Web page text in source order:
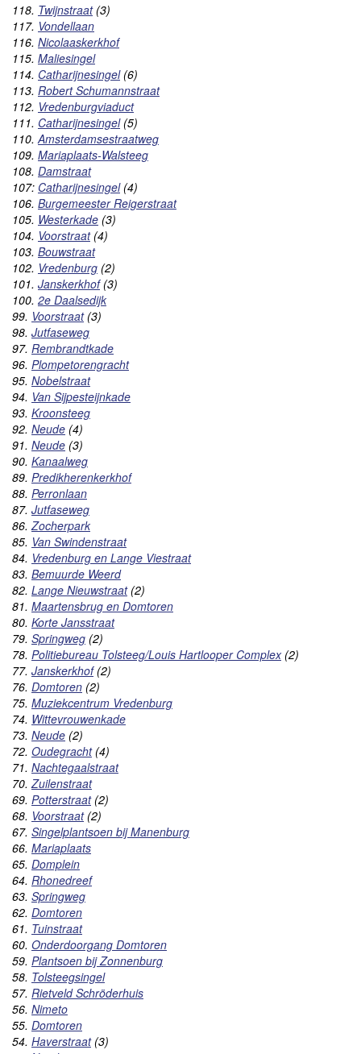
118. Twijnstraat(3)
117. Vondellaan
116. Nicolaaskerkhof
115. Maliesingel
114. Catharijnesingel(6)
113. Robert Schumannstraat
112. Vredenburgviaduct
111. Catharijnesingel(5)
110. Amsterdamsestraatweg
109. Mariaplaats-Walsteeg
108. Damstraat
107: Catharijnesingel(4)
106. Burgemeester Reigerstraat
105. Westerkade (3)
104. Voorstraat(4)
103. Bouwstraat
102. Vredenburg (2)
101. Janskerkhof(3)
100. 2e Daalsedijk
99. Voorstraat(3)
98. Jutfaseweg
97. Rembrandtkade
96. Plompetorengracht
95. Nobelstraat
94. Van Sijpesteijnkade
93. Kroonsteeg
92. Neude (4)
91. Neude (3)
90. Kanaalweg
89. Predikherenkerkhof
88. Perronlaan
87. Jutfaseweg
86. Zocherpark
85. Van Swindenstraat
84. Vredenburg en Lange Viestraat
83. Bemuurde Weerd
82. Lange Nieuwstraat(2)
81. Maartensbrug en Domtoren
80. Korte Jansstraat
79. Springweg (2)
78. Politiebureau Tolsteeg/Louis Hartlooper Complex(2)
77. Janskerkhof(2)
76. Domtoren (2)
75. Muziekcentrum Vredenburg
74. Wittevrouwenkade
73. Neude (2)
72. Oudegracht(4)
71. Nachtegaalstraat
70. Zuilenstraat
69. Potterstraat(2)
68. Voorstraat(2)
67. Singelplantsoen bij Manenburg
66. Mariaplaats
65. Domplein
64. Rhonedreef
63. Springweg
62. Domtoren
61. Tuinstraat
60. Onderdoorgang Domtoren
59. Plantsoen bij Zonnenburg
58. Tolsteegsingel
57. Rietveld Schröderhuis
56. Nimeto
55. Domtoren
54. Haverstraat(3)